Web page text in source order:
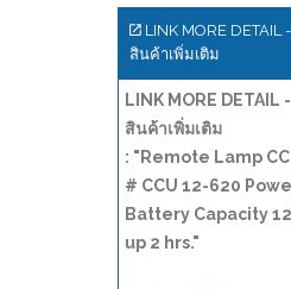
LINK MORE DETAIL
สินค้าเพิ่มเติม
LINK MORE DETAIL
สินค้าเพิ่มเติม
: "Remote Lamp
# CCU 12-620
Battery Capacity
up 2 hrs."